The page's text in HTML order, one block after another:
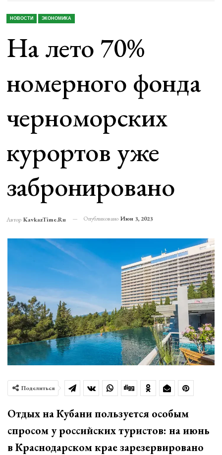
НОВОСТИ ЭКОНОМИКА
На лето 70%
номерного фонда
черноморских
курортов уже
забронировано
Автор KavkazTime.ru Опубликовано Июн 3, 2023
Поделиться
Отдых на Кубани пользуется особым
спросом у российских туристов: на июнь
в Краснодарском крае зарезервировано